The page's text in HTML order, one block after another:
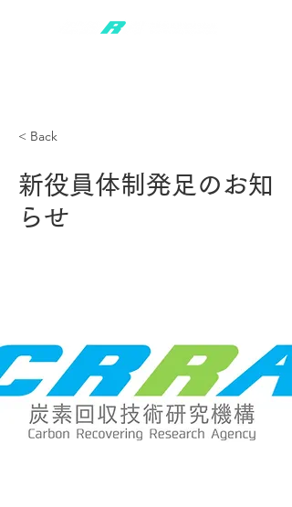
< Back
新役員体制発足のお知
らせ